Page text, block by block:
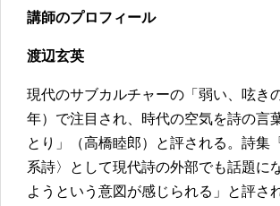
講師のプロフィール
渡辺玄英
現代のサブカルチャーの「弱い、呟き
年）で注目され、時代の空気を詩の言
とり」（高橋睦郎）と評される。詩集
系詩〉として現代詩の外部でも話題に
ようという意図が感じられる」と評さ